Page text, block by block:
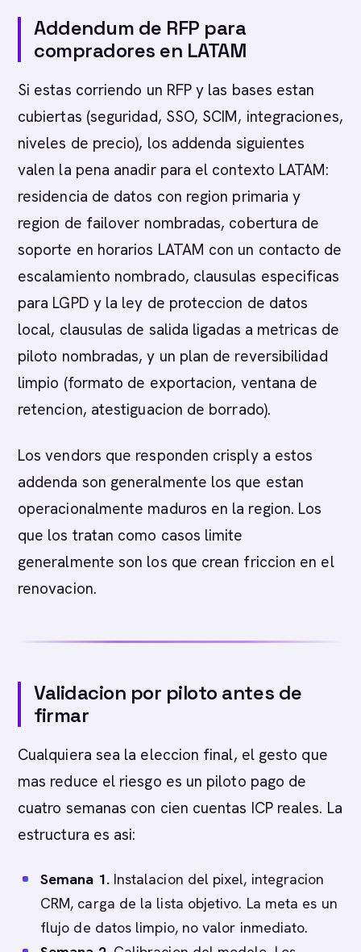
Addendum de RFP para
compradores en LATAM
Si estas corriendo un RFP y las bases estan
cubiertas (seguridad, SSO, SCIM, integraciones,
niveles de precio), los addenda siguientes
valen la pena anadir para el contexto LATAM:
residencia de datos con region primaria y
region de failover nombradas, cobertura de
soporte en horarios LATAM con un contacto de
escalamiento nombrado, clausulas especificas
para LGPD y la ley de proteccion de datos
local, clausulas de salida ligadas a metricas de
piloto nombradas, y un plan de reversibilidad
limpio (formato de exportacion, ventana de
retencion, atestiguacion de borrado).
Los vendors que responden crisply a estos
addenda son generalmente los que estan
operacionalmente maduros en la region. Los
que los tratan como casos limite
generalmente son los que crean friccion en el
renovacion.
Validacion por piloto antes de
firmar
Cualquiera sea la eleccion final, el gesto que
mas reduce el riesgo es un piloto pago de
cuatro semanas con cien cuentas ICP reales. La
estructura es asi:
Semana 1.Instalacion del pixel, integracion
CRM, carga de la lista objetivo. La meta es un
flujo de datos limpio, no valor inmediato.